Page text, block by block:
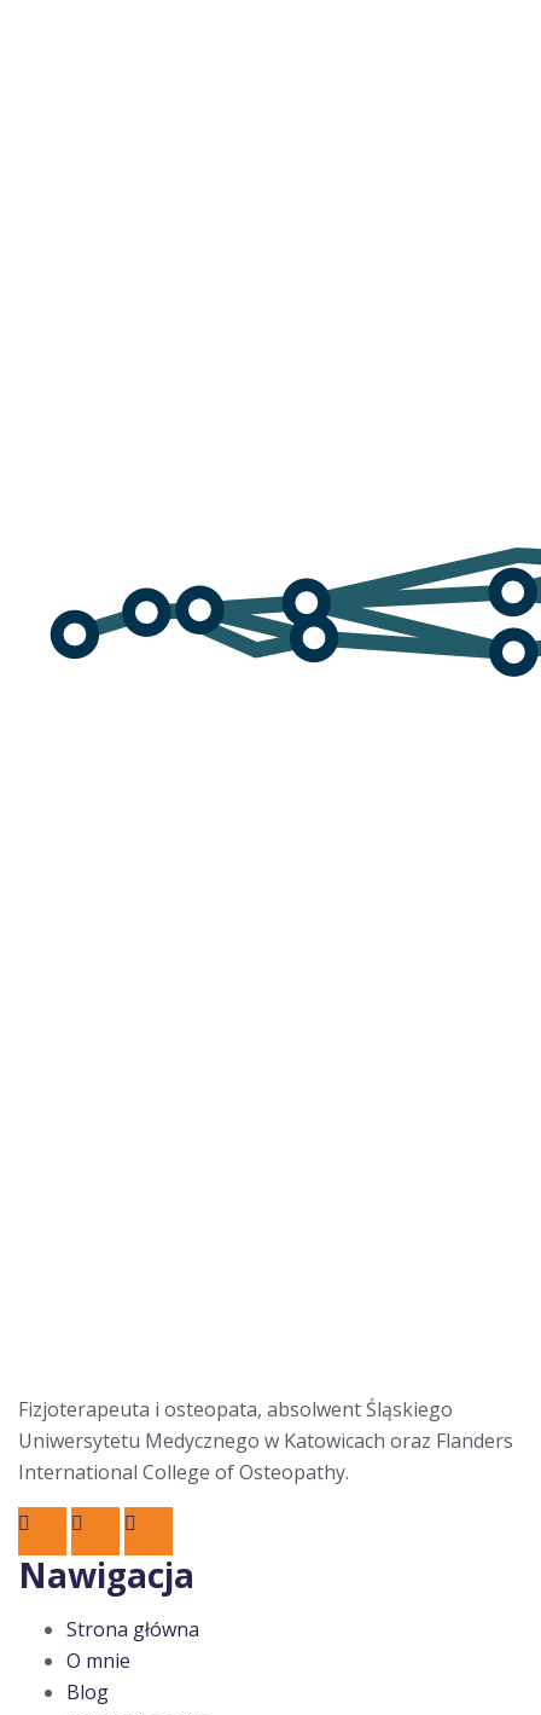
Fizjoterapeuta i osteopata, absolwent Śląskiego
Uniwersytetu Medycznego w Katowicach oraz Flanders
International College of Osteopathy.
Nawigacja
Strona główna
O mnie
Blog